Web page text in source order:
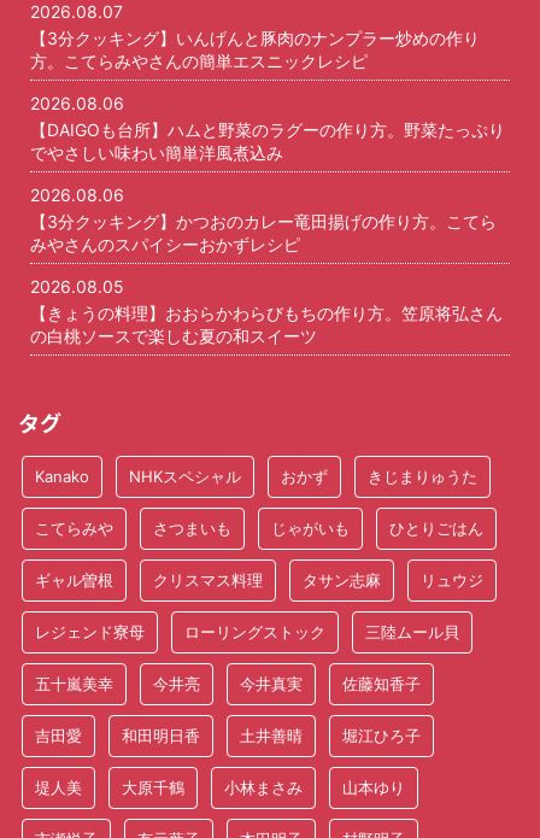
2026.08.07
【3分クッキング】いんげんと豚肉のナンプラー炒めの作り
方。こてらみやさんの簡単エスニックレシピ
2026.08.06
【DAIGOも台所】ハムと野菜のラグーの作り方。野菜たっぷり
でやさしい味わい簡単洋風煮込み
2026.08.06
【3分クッキング】かつおのカレー竜田揚げの作り方。こてら
みやさんのスパイシーおかずレシピ
2026.08.05
【きょうの料理】おおらかわらびもちの作り方。笠原将弘さん
の白桃ソースで楽しむ夏の和スイーツ
タグ
Kanako NHKスペシャル おかず きじまりゅうた
こてらみや さつまいも じゃがいも ひとりごはん
ギャル曽根 クリスマス料理 タサン志麻 リュウジ
レジェンド寮母 ローリングストック 三陸ムール貝
五十嵐美幸 今井亮 今井真実 佐藤知香子
吉田愛 和田明日香 土井善晴 堀江ひろ子
堤人美 大原千鶴 小林まさみ 山本ゆり